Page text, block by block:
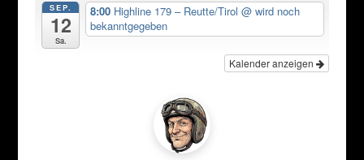
SEP.
12
Sa.
8:00 Highline 179 – Reutte/Tirol@ wird noch
bekanntgegeben
Kalender anzeigen